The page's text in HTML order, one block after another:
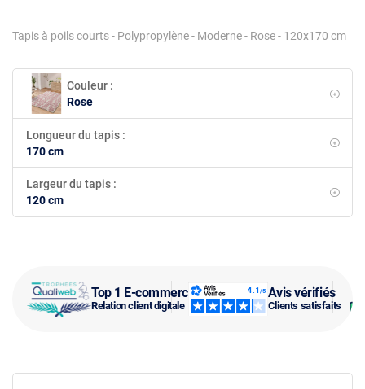
Top 1 E-commerce
Relation client digitale
Avis vérifiés
Clients satisfaits
Tapis à poils courts - Polypropylène - Moderne - Rose - 120x170 cm
Couleur :
Rose
Longueur du tapis :
170 cm
Largeur du tapis :
120 cm